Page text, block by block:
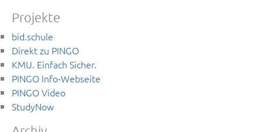
Projekte
bid.schule
Direkt zu PINGO
KMU. Einfach Sicher.
PINGO Info-Webseite
PINGO Video
StudyNow